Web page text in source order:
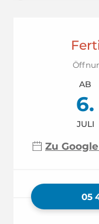
AB
6.
JULI
Zu
05